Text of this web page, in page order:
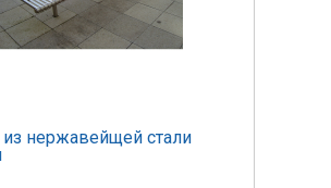
нержавейщей стали